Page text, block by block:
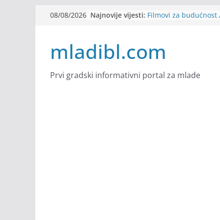
08/08/2026 Najnovije vijesti: Filmovi za budućnost
Dijaspora Servis
Stomatologija
mladibl.com
Prvi gradski informativni portal za mlade